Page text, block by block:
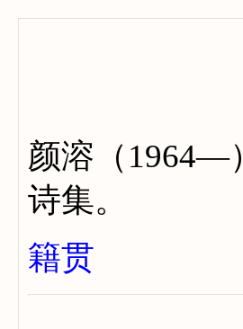
颜溶（1964—
诗集。
籍贯